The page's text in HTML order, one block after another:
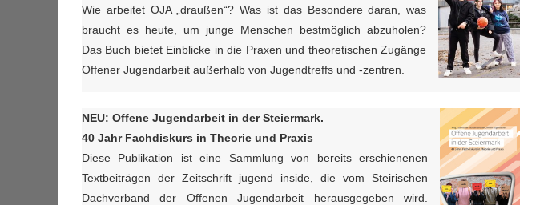
Wie arbeitet OJA „draußen“? Was ist das Besondere daran, was
braucht es heute, um junge Menschen bestmöglich abzuholen?
Das Buch bietet Einblicke in die Praxen und theoretischen Zugänge
Offener Jugendarbeit außerhalb von Jugendtreffs und -zentren.
NEU: Offene Jugendarbeit in der Steiermark.
40 Jahr Fachdiskurs in Theorie und Praxis
Diese Publikation ist eine Sammlung von bereits erschienenen
Textbeiträgen der Zeitschrift jugend inside, die vom Steirischen
Dachverband der Offenen Jugendarbeit herausgegeben wird.